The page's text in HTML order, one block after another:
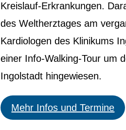
Kreislauf-Erkrankungen.
des Weltherztages am
Kardiologen des Klinikums
einer Info-Walking-Tour um
Ingolstadt hingewiesen.
Mehr Infos und Termine